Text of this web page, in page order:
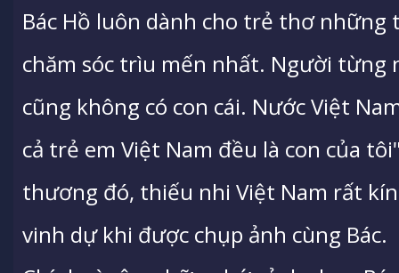
Bác Hồ luôn dành cho trẻ thơ những
chăm sóc trìu mến nhất. Người từng
cũng không có con cái. Nước Việt
cả trẻ em Việt Nam đều là con của
thương đó, thiếu nhi Việt Nam rất
vinh dự khi được chụp ảnh cùng Bác.